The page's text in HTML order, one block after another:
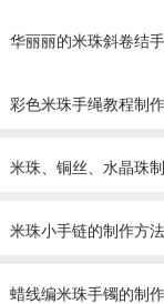
彩色米珠手绳教程制
米珠小手链的制作方法
蜡线编米珠手镯的制